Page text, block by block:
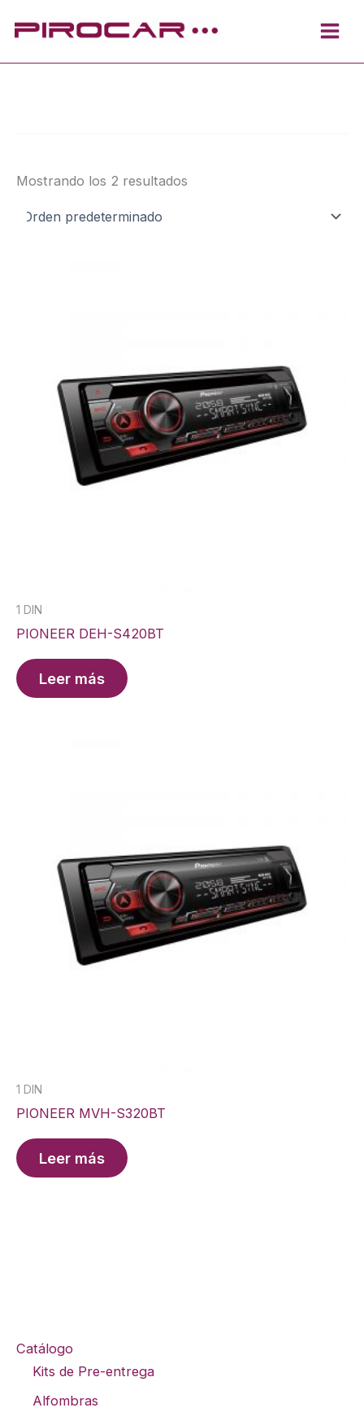
Catálogo
Kits de Pre-entrega
Alfombras
Mostrando los 2 resultados
1 DIN
PIONEER DEH-S420BT
Leer más
1 DIN
PIONEER MVH-S320BT
Leer más